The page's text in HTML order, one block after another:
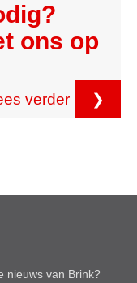
ons op
verder ❯
nieuws van Brink?